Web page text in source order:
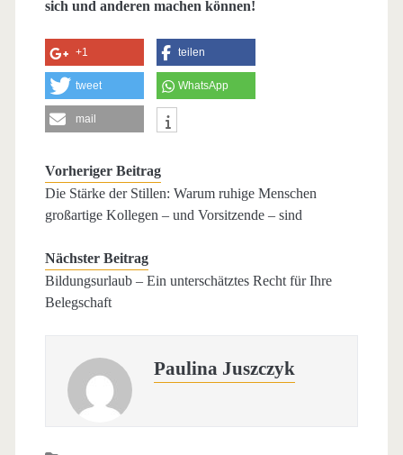
sich und anderen machen können!
+1 teilen
tweet WhatsApp
mail
Vorheriger Beitrag
Die Stärke der Stillen: Warum ruhige Menschen
großartige Kollegen – und Vorsitzende – sind
Nächster Beitrag
Bildungsurlaub – Ein unterschätztes Recht für Ihre
Belegschaft
Paulina Juszczyk